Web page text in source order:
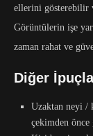
ellerini gösterebilir
Görüntülerin işe
zaman rahat ve
Diğer
Uzaktan neyi /
çekimden